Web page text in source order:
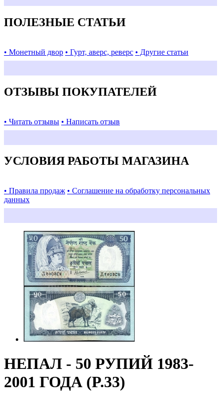
ПОЛЕЗНЫЕ СТАТЬИ
• Монетный двор • Гурт, аверс, реверс • Другие статьи
ОТЗЫВЫ ПОКУПАТЕЛЕЙ
• Читать отзывы • Написать отзыв
УСЛОВИЯ РАБОТЫ МАГАЗИНА
• Правила продаж • Соглашение на обработку персональных
данных
НЕПАЛ - 50 РУПИЙ 1983-
2001 ГОДА (P.33)